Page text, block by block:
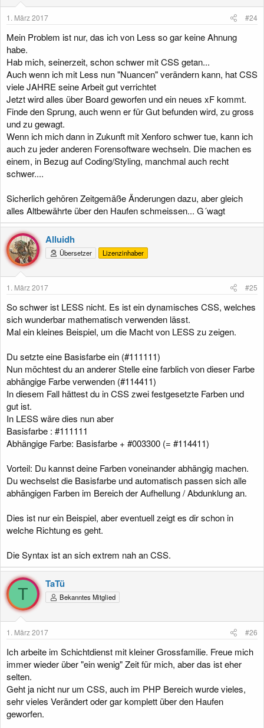
1. März 2017 #24
Mein Problem ist nur, das ich von Less so gar keine Ahnung
habe.
Hab mich, seinerzeit, schon schwer mit CSS getan...
Auch wenn ich mit Less nun "Nuancen" verändern kann, hat CSS
viele JAHRE seine Arbeit gut verrichtet
Jetzt wird alles über Board geworfen und ein neues xF kommt.
Finde den Sprung, auch wenn er für Gut befunden wird, zu gross
und zu gewagt.
Wenn ich mich dann in Zukunft mit Xenforo schwer tue, kann ich
auch zu jeder anderen Forensoftware wechseln. Die machen es
einem, in Bezug auf Coding/Styling, manchmal auch recht
schwer....
Sicherlich gehören Zeitgemäße Änderungen dazu, aber gleich
alles Altbewährte über den Haufen schmeissen... G´wagt
Alluidh
Übersetzer Lizenzinhaber
1. März 2017 #25
So schwer ist LESS nicht. Es ist ein dynamisches CSS, welches
sich wunderbar mathematisch verwenden lässt.
Mal ein kleines Beispiel, um die Macht von LESS zu zeigen.
Du setzte eine Basisfarbe ein (#111111)
Nun möchtest du an anderer Stelle eine farblich von dieser Farbe
abhängige Farbe verwenden (#114411)
In diesem Fall hättest du in CSS zwei festgesetzte Farben und
gut ist.
In LESS wäre dies nun aber
Basisfarbe : #111111
Abhängige Farbe: Basisfarbe + #003300 (= #114411)
Vorteil: Du kannst deine Farben voneinander abhängig machen.
Du wechselst die Basisfarbe und automatisch passen sich alle
abhängigen Farben im Bereich der Aufhellung / Abdunklung an.
Dies ist nur ein Beispiel, aber eventuell zeigt es dir schon in
welche Richtung es geht.
Die Syntax ist an sich extrem nah an CSS.
T
TaTü
Bekanntes Mitglied
1. März 2017 #26
Ich arbeite im Schichtdienst mit kleiner Grossfamilie. Freue mich
immer wieder über "ein wenig" Zeit für mich, aber das ist eher
selten.
Geht ja nicht nur um CSS, auch im PHP Bereich wurde vieles,
sehr vieles Verändert oder gar komplett über den Haufen
geworfen.